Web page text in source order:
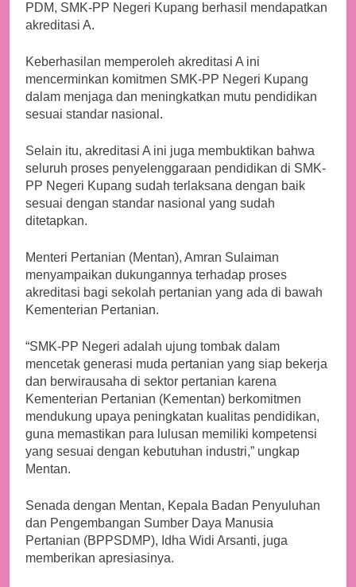
PDM, SMK-PP Negeri Kupang berhasil mendapatkan
akreditasi A.
Keberhasilan memperoleh akreditasi A ini
mencerminkan komitmen SMK-PP Negeri Kupang
dalam menjaga dan meningkatkan mutu pendidikan
sesuai standar nasional.
Selain itu, akreditasi A ini juga membuktikan bahwa
seluruh proses penyelenggaraan pendidikan di SMK-
PP Negeri Kupang sudah terlaksana dengan baik
sesuai dengan standar nasional yang sudah
ditetapkan.
Menteri Pertanian (Mentan), Amran Sulaiman
menyampaikan dukungannya terhadap proses
akreditasi bagi sekolah pertanian yang ada di bawah
Kementerian Pertanian.
“SMK-PP Negeri adalah ujung tombak dalam
mencetak generasi muda pertanian yang siap bekerja
dan berwirausaha di sektor pertanian karena
Kementerian Pertanian (Kementan) berkomitmen
mendukung upaya peningkatan kualitas pendidikan,
guna memastikan para lulusan memiliki kompetensi
yang sesuai dengan kebutuhan industri,” ungkap
Mentan.
Senada dengan Mentan, Kepala Badan Penyuluhan
dan Pengembangan Sumber Daya Manusia
Pertanian (BPPSDMP), Idha Widi Arsanti, juga
memberikan apresiasinya.